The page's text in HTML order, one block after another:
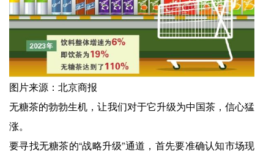
图片来源：北京商报
无糖茶的勃勃生机，让我们对于它升级为中国茶，信心猛
涨。
要寻找无糖茶的“战略升级”通道，首先要准确认知市场现